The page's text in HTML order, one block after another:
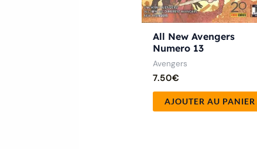
All New Avengers
Numero 13
Avengers
7.50€
AJOUTER AU PANIER